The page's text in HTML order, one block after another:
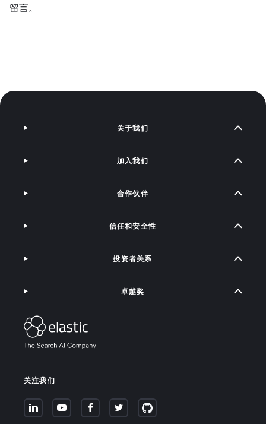
留言。
关注我们
关于我们
加入我们
合作伙伴
信任和安全性
投资者关系
卓越奖